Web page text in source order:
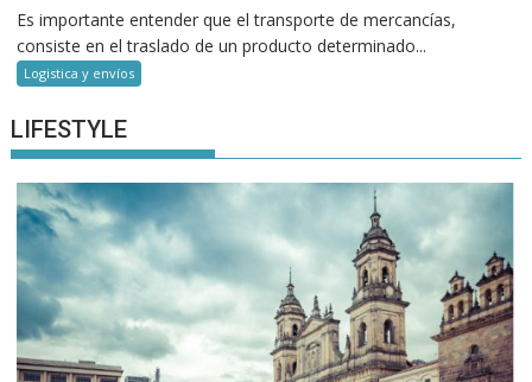
Es importante entender que el transporte de mercancías,
consiste en el traslado de un producto determinado...
Logistica y envíos
LIFESTYLE